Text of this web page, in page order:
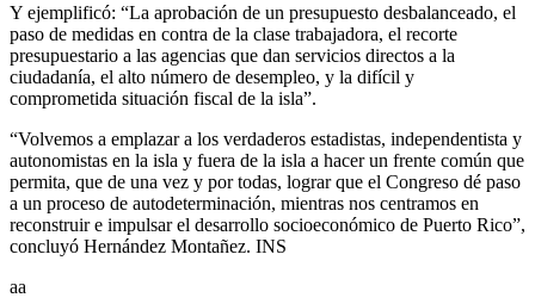
Y ejemplificó: “La aprobación de un presupuesto desbalanceado, el
paso de medidas en contra de la clase trabajadora, el recorte
presupuestario a las agencias que dan servicios directos a la
ciudadanía, el alto número de desempleo, y la difícil y
comprometida situación fiscal de la isla”.
“Volvemos a emplazar a los verdaderos estadistas, independentista y
autonomistas en la isla y fuera de la isla a hacer un frente común que
permita, que de una vez y por todas, lograr que el Congreso dé paso
a un proceso de autodeterminación, mientras nos centramos en
reconstruir e impulsar el desarrollo socioeconómico de Puerto Rico”,
concluyó Hernández Montañez. INS
aa